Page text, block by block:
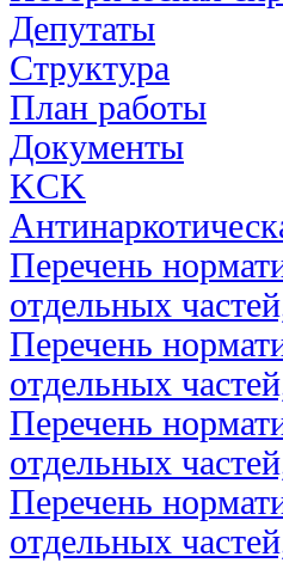
Депутаты
Структура
План работы
Документы
KCK
Перечень
отдельных
Перечень
отдельных
Перечень
отдельных
Перечень
отдельных